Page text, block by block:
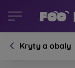
Kryty a obaly